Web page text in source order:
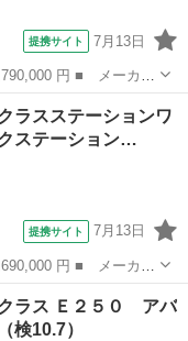
提携サイト 7月13日
Ｅ ■ グレード名：
ージ 純正ＨＤＤナビ
ラスステーションワ
ステーション…
提携サイト 7月13日
スステーションワゴ
ションワゴンアバン
ラス Ｅ２５０ アバ
10.7）